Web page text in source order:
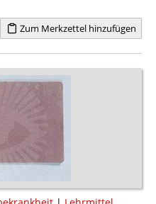
Zum Merkzettel hinzufügen